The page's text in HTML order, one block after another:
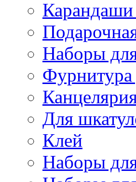
Карандаши
Наборы
Для
Клей
Наборы